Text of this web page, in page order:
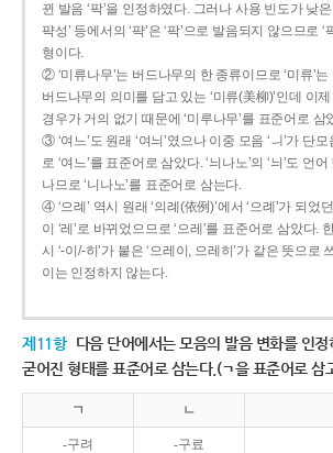
뀐 발음 ‘팍’을 인정하였다. 그러나 사용 빈도가 낮
퍅성’ 등에서의 ‘퍅’은 ‘팍’으로 발음되지 않으므로 ‘
형이다.
② ‘미류나무’는 버드나무의 한 종류이므로 ‘미류’는
버드나무의 의미를 담고 있는 ‘미류(美柳)’인데 이제
경우가 거의 없기 때문에 ‘미루나무’를 표준어로 삼
③ ‘여느’도 원래 ‘여늬’였으나 이중 모음 ‘ㅢ’가 단모
로 ‘여느’를 표준어로 삼았다. ‘늬나노’의 ‘늬’도 언
나므로 ‘니나노’를 표준어로 삼는다.
④ ‘으례’ 역시 원래 ‘의례(依例)’에서 ‘으례’가 되었
이 ‘레’로 바뀌었으므로 ‘으레’를 표준어로 삼았다.
시 ‘-이/-히’가 붙은 ‘으레이, 으레히’가 같은 뜻으로
이는 인정하지 않는다.
제11항 다음 단어에서는 모음의 발음 변화를 인정
굳어진 형태를 표준어로 삼는다.(ㄱ을 표준어로 삼
ㄱ ㄴ
-구려 -구료